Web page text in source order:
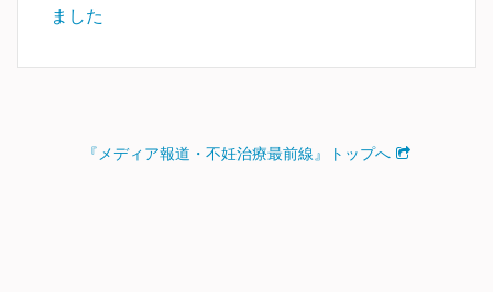
ました
『メディア報道・不妊治療最前線』トップへ